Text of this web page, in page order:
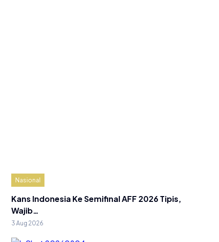
Nasional
Kans Indonesia Ke Semifinal AFF 2026 Tipis,
Wajib…
3 Aug 2026